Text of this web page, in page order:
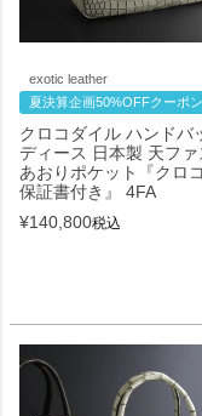
exotic leather
夏決算企画50%OFFクーポ
クロコダイル ハンドバ
ディース 日本製 天ファ
あおりポケット『クロ
保証書付き』 4FA
¥140,800税込